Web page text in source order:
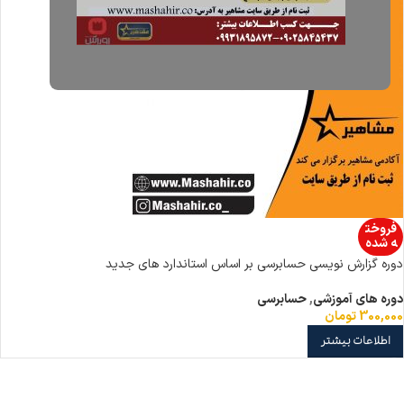
فروخت
ه شده
دوره گزارش نویسی حسابرسی بر اساس استاندارد های جدید
دوره های آموزشی,حسابرسی
300,000تومان
اطلاعات بیشتر